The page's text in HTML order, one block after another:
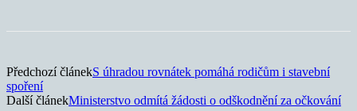
Předchozí článekS úhradou rovnátek pomáhá rodičům i stavební
spoření
Další článekMinisterstvo odmítá žádosti o odškodnění za očkování